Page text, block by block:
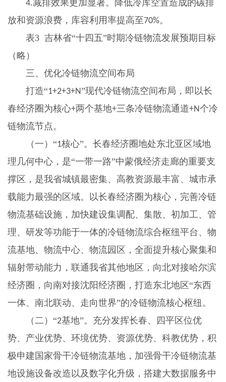
4.减排效果更加显著。降低冷库空置造成的碳排
放和资源浪费，库容利用率提高至70%。
表3 吉林省“十四五”时期冷链物流发展预期目标
（略）
三、优化冷链物流空间布局
打造“1+2+3+N”现代冷链物流空间布局，即以长
春经济圈为核心+两个基地+三条冷链物流通道+N个冷
链物流节点。
（一）“1核心”。长春经济圈地处东北亚区域地
理几何中心，是“一带一路”中蒙俄经济走廊的重要支
撑区，是我省城镇最密集、高教资源最丰富、城市承
载能力最强的区域。以长春经济圈为核心，完善冷链
物流基础设施，加快建设集调配、集散、初加工、管
理、研发等功能于一体的冷链物流综合枢纽平台、物
流基地、物流中心、物流园区，全面提升核心聚集和
辐射带动能力，联通我省其他地区，向北对接哈尔滨
经济圈，向南对接沈阳经济圈，打造东北地区“东西
一体、南北联动、走向世界”的冷链物流核心枢纽。
（二）“2基地”。充分发挥长春、四平区位优
势、产业优势、环境优势、资源优势、科教优势，积
极申建国家骨干冷链物流基地，加强骨干冷链物流基
地设施设备改造以及数字化升级，搭建大数据服务中